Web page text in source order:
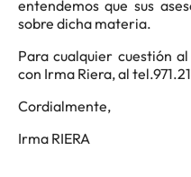
entendemos que sus
sobre dicha materia.
Para cualquier cuestión
con Irma Riera, al
Cordialmente,
Irma RIERA